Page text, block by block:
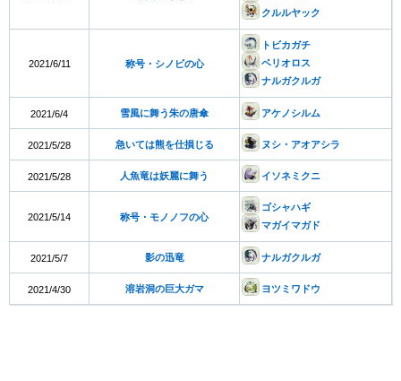
クルルヤック
2021/6/11 称号・シノビの心
トビカガチ
ベリオロス
ナルガクルガ
2021/6/4 雪風に舞う朱の唐傘 アケノシルム
2021/5/28 急いては熊を仕損じる ヌシ・アオアシラ
2021/5/28 人魚竜は妖麗に舞う イソネミクニ
2021/5/14 称号・モノノフの心
ゴシャハギ
マガイマガド
2021/5/7 影の迅竜 ナルガクルガ
2021/4/30 溶岩洞の巨大ガマ ヨツミワドウ